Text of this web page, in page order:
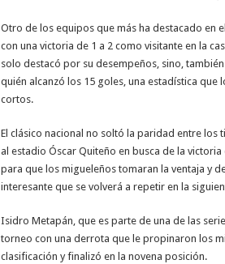
Otro de los equipos que más ha destacado en
con una victoria de 1 a 2 como visitante en la
solo destacó por su desempeños, sino,
quién alcanzó los 15 goles, una estadística
cortos.
El clásico nacional no soltó la paridad entre los
al estadio Óscar Quiteño en busca de la
para que los migueleños tomaran la ventaja y
interesante que se volverá a repetir en la
Isidro Metapán, que es parte de una de las
torneo con una derrota que le propinaron los
clasificación y finalizó en la novena posición.